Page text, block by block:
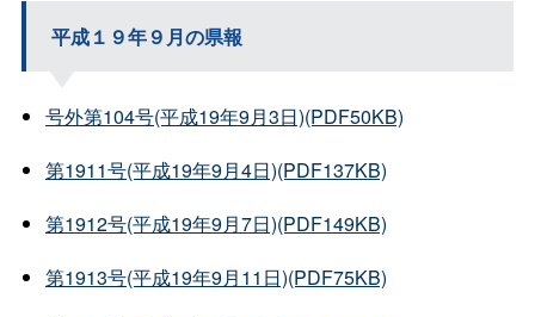
平成１９年９月の県報
号外第104号(平成19年9月3日)(PDF50KB)
第1911号(平成19年9月4日)(PDF137KB)
第1912号(平成19年9月7日)(PDF149KB)
第1913号(平成19年9月11日)(PDF75KB)